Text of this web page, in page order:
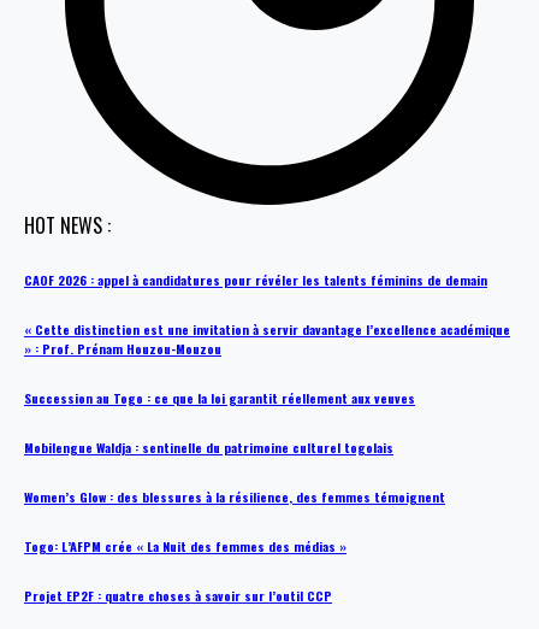
HOT NEWS :
CAOF 2026 : appel à candidatures pour révéler les talents féminins de demain
« Cette distinction est une invitation à servir davantage l’excellence académique
» : Prof. Prénam Houzou-Mouzou
Succession au Togo : ce que la loi garantit réellement aux veuves
Mobilengue Waldja : sentinelle du patrimoine culturel togolais
Women’s Glow : des blessures à la résilience, des femmes témoignent
Togo: L’AFPM crée « La Nuit des femmes des médias »
Projet EP2F : quatre choses à savoir sur l’outil CCP